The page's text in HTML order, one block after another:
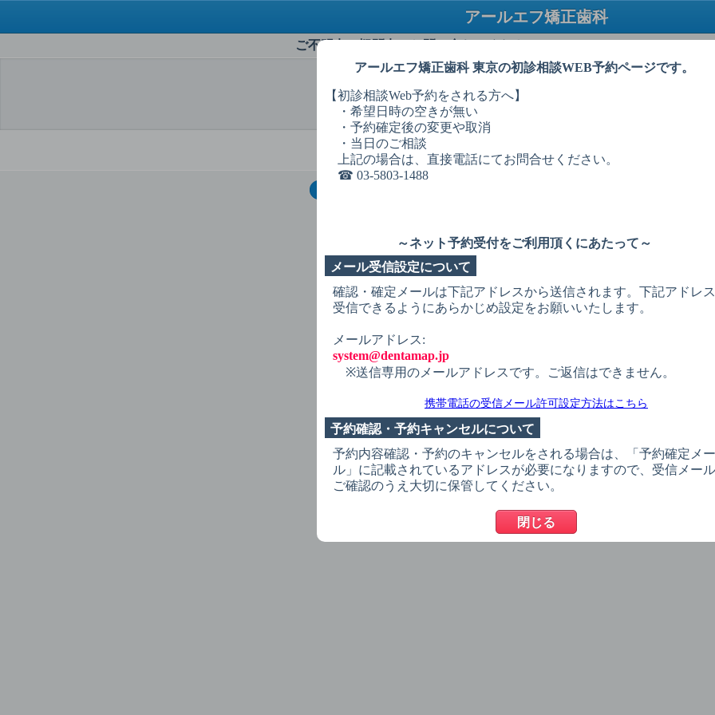
アールエフ矯正歯科
ご不明点・疑問点はお問い合わせください
選 択 予約希望日 予約希望時間
必ずお読みください
初診相談を受けたい（小学生以下の方）
初診相談を受けたい（中学・高校生の方）
初診相談を受けたい（18歳以上の方）
オンラインでの初診相談
オンライン初診相談を受けたい
アールエフ矯正歯科 東京の初診相談WEB予約ページです。
【初診相談Web予約をされる方へ】
・希望日時の空きが無い
・予約確定後の変更や取消
・当日のご相談
上記の場合は、直接電話にてお問合せください。
☎︎ 03-5803-1488
～ネット予約受付をご利用頂くにあたって～
メール受信設定について
確認・確定メールは下記アドレスから送信されます。下記アドレ
受信できるようにあらかじめ設定をお願いいたします。
メールアドレス:
system@dentamap.jp
※送信専用のメールアドレスです。ご返信はできません。
携帯電話の受信メール許可設定方法はこちら
予約確認・予約キャンセルについて
予約内容確認・予約のキャンセルをされる場合は、「予約確定メー
ル」に記載されているアドレスが必要になりますので、受信メー
ご確認のうえ大切に保管してください。
閉じる